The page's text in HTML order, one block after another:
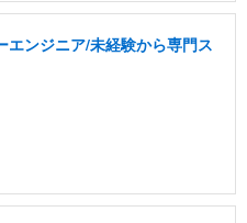
ンジニア/未経験から専門ス